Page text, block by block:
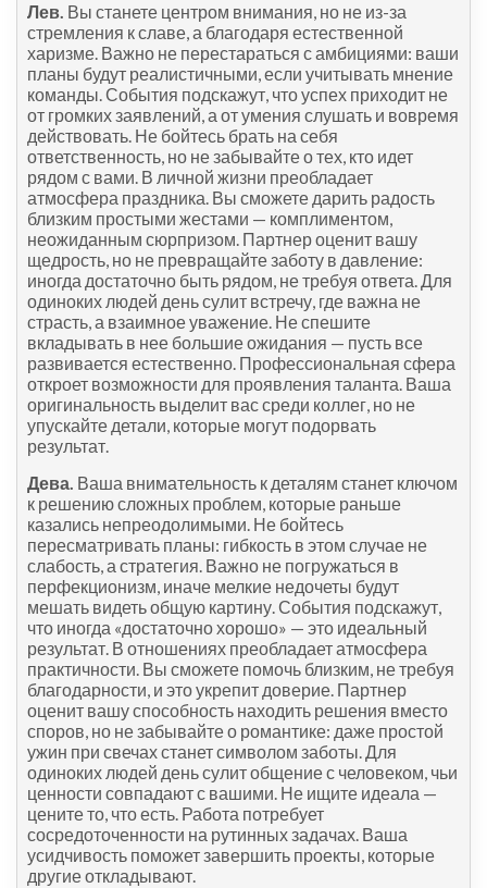
Лев. Вы станете центром внимания, но не из-за
стремления к славе, а благодаря естественной
харизме. Важно не перестараться с амбициями: ваши
планы будут реалистичными, если учитывать мнение
команды. События подскажут, что успех приходит не
от громких заявлений, а от умения слушать и вовремя
действовать. Не бойтесь брать на себя
ответственность, но не забывайте о тех, кто идет
рядом с вами. В личной жизни преобладает
атмосфера праздника. Вы сможете дарить радость
близким простыми жестами — комплиментом,
неожиданным сюрпризом. Партнер оценит вашу
щедрость, но не превращайте заботу в давление:
иногда достаточно быть рядом, не требуя ответа. Для
одиноких людей день сулит встречу, где важна не
страсть, а взаимное уважение. Не спешите
вкладывать в нее большие ожидания — пусть все
развивается естественно. Профессиональная сфера
откроет возможности для проявления таланта. Ваша
оригинальность выделит вас среди коллег, но не
упускайте детали, которые могут подорвать
результат.
Дева. Ваша внимательность к деталям станет ключом
к решению сложных проблем, которые раньше
казались непреодолимыми. Не бойтесь
пересматривать планы: гибкость в этом случае не
слабость, а стратегия. Важно не погружаться в
перфекционизм, иначе мелкие недочеты будут
мешать видеть общую картину. События подскажут,
что иногда «достаточно хорошо» — это идеальный
результат. В отношениях преобладает атмосфера
практичности. Вы сможете помочь близким, не требуя
благодарности, и это укрепит доверие. Партнер
оценит вашу способность находить решения вместо
споров, но не забывайте о романтике: даже простой
ужин при свечах станет символом заботы. Для
одиноких людей день сулит общение с человеком, чьи
ценности совпадают с вашими. Не ищите идеала —
цените то, что есть. Работа потребует
сосредоточенности на рутинных задачах. Ваша
усидчивость поможет завершить проекты, которые
другие откладывают.